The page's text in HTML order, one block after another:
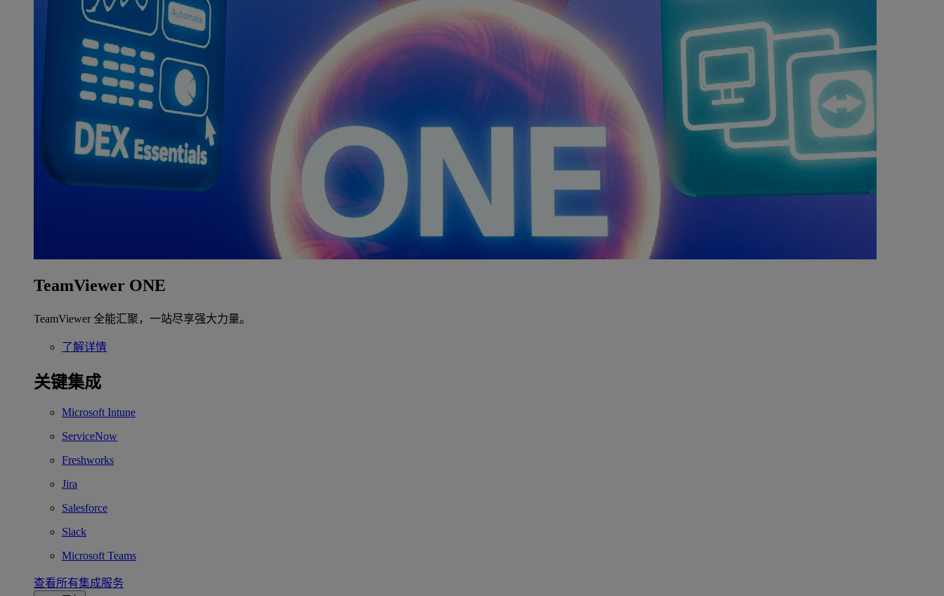
TeamViewer ONE
TeamViewer 全能汇聚，一站尽享强大力量。
了解详情
关键集成
Microsoft Intune
ServiceNow
Freshworks
Jira
Salesforce
Slack
Microsoft Teams
查看所有集成服务